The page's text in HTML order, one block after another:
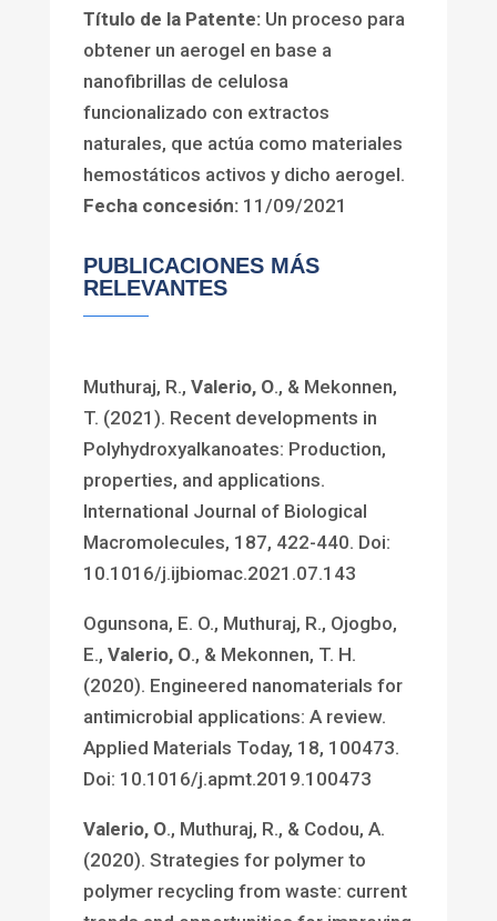
Título de la Patente: Un proceso para
obtener un aerogel en base a
nanofibrillas de celulosa
funcionalizado con extractos
naturales, que actúa como materiales
hemostáticos activos y dicho aerogel.
Fecha concesión: 11/09/2021
PUBLICACIONES MÁS
RELEVANTES
Muthuraj, R., Valerio, O., & Mekonnen,
T. (2021). Recent developments in
Polyhydroxyalkanoates: Production,
properties, and applications.
International Journal of Biological
Macromolecules, 187, 422-440. Doi:
10.1016/j.ijbiomac.2021.07.143
Ogunsona, E. O., Muthuraj, R., Ojogbo,
E., Valerio, O., & Mekonnen, T. H.
(2020). Engineered nanomaterials for
antimicrobial applications: A review.
Applied Materials Today, 18, 100473.
Doi: 10.1016/j.apmt.2019.100473
Valerio, O., Muthuraj, R., & Codou, A.
(2020). Strategies for polymer to
polymer recycling from waste: current